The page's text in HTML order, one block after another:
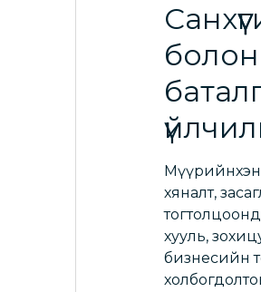
болон
хяналт,
хууль,
бизнесийн